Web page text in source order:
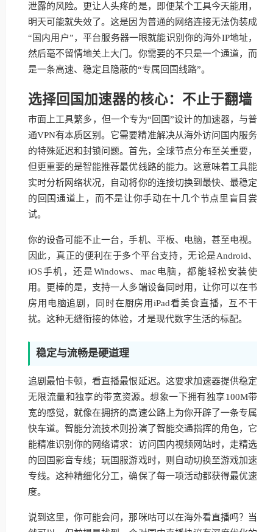
泄露的风险。更让人头疼的是，即便某个工具今天能用，
明天可能就失效了。这是因为普通的网络连接无法伪装成
“国内用户”，平台服务器一眼就能识别你的海外IP地址，
然后毫不留情地关上大门。你需要的不只是一个通道，而
是一条高速、稳定且隐蔽的“专属回国线路”。
选择回国加速器的核心：不止于翻墙
市面上工具繁多，但一个专为“回国”设计的加速器，与普
通VPN有本质区别。它需要精准解决从海外访问国内服务
的特殊延迟和封锁问题。首先，全球节点分布至关重要，
但更重要的是智能推荐最优线路的能力。这意味着工具能
实时分析网络状况，自动将你的连接切换到最快、最稳定
的回国通道上，而不是让你手动在十几个节点里盲目尝
试。
你的设备可能不止一台，手机、平板、电脑，甚至电视。
因此，真正的便利在于多个平台支持，无论是Android、
iOS手机，还是Windows、mac电脑，都能轻松安装使
用。更棒的是，支持一人多端设备同时用，让你可以在书
房用电脑追剧，同时在厨房用iPad看美食直播，互不干
扰。这种无缝衔接的体验，才是现代数字生活的标配。
稳定与流畅是硬道理
追剧最怕卡顿，看直播最恨延迟。这要求加速器提供稳定
无限流量和独享的带宽资源。想象一下拥有独享100M带
宽的感觉，就像在拥挤的高速公路上为你开辟了一条专属
快车道。智能分流技术则扮演了智能交通指挥的角色，它
能精准识别你的网络请求：访问国内视频网站时，走精选
的回国影音专线；玩国服游戏时，则自动切换至游戏加速
专线。这种精细化分工，确保了每一项活动都获得最优速
度。
说到这里，你可能会问，那咪咕可以在海外看直播吗？当